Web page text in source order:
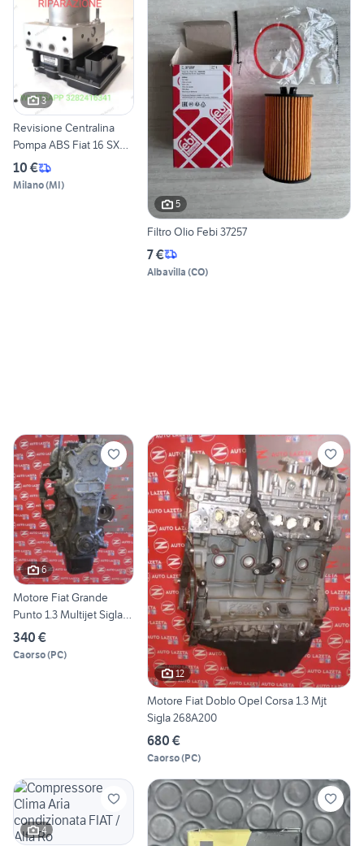
3
Revisione Centralina
Pompa ABS Fiat 16 SX4
Corsa D
10 €
Milano(MI)
5
Filtro Olio Febi 37257
7 €
Albavilla (CO)
6
Motore Fiat Grande
Punto 1.3 Multijet Sigla
199A20
340 €
Caorso(PC)
12
Motore Fiat Doblo Opel Corsa 1.3 Mjt
Sigla 268A200
680 €
Caorso(PC)
4